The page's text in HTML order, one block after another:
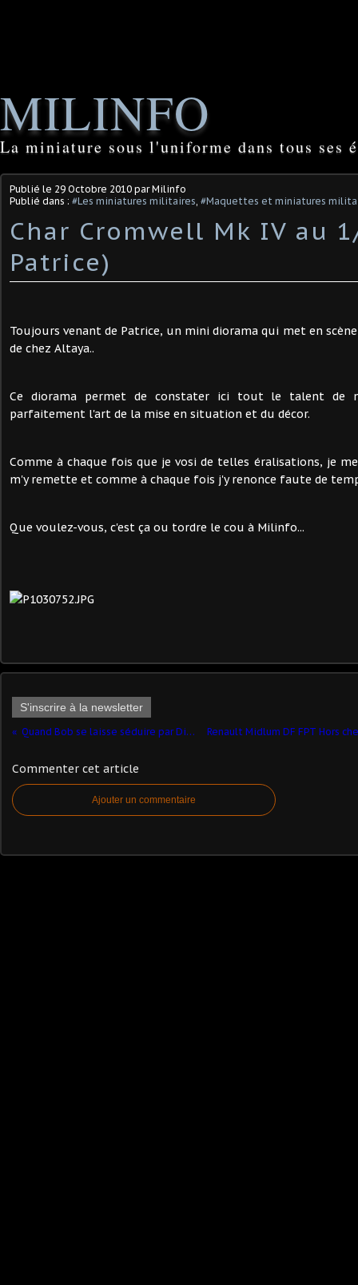
MILINFO
La miniature sous l'uniforme dans tous ses
Publié le 29 Octobre 2010 par Milinfo
Publié dans : #Les miniatures militaires, #Maquettes et miniatures
Char Cromwell Mk IV au
Patrice)
Toujours venant de Patrice, un mini diorama qui met en
de chez Altaya..
Ce diorama permet de constater ici tout le talent de
parfaitement l'art de la mise en situation et du décor.
Comme à chaque fois que je vosi de telles éralisations, je
m'y remette et comme à chaque fois j'y renonce faute de
Que voulez-vous, c'est ça ou tordre le cou à Milinfo...
S'inscrire à la newsletter
Quand Bob se laisse séduire par Diana...
Commenter cet article
Ajouter un commentaire